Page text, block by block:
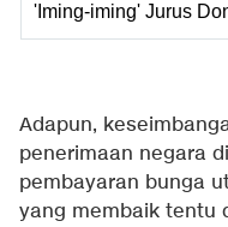
'Iming-iming' Jurus
Adapun,
penerimaan negara
pembayaran bunga
yang membaik tentu